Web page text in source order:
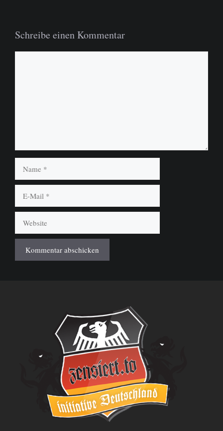
Schreibe einen Kommentar
Mail